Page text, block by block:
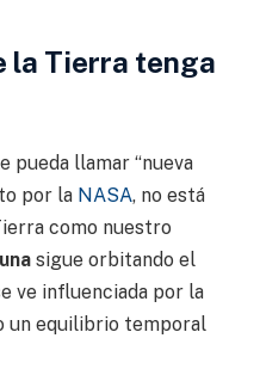
la Tierra tenga
pueda llamar “nueva
por la NASA, no está
como nuestro
sigue orbitando el
ve influenciada por la
un equilibrio temporal